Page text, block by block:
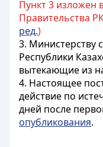
Пункт 3 изложен
Правительства
ред.)
3. Министерству
Республики
вытекающие из
4. Настоящее
действие по
дней после
опубликования.